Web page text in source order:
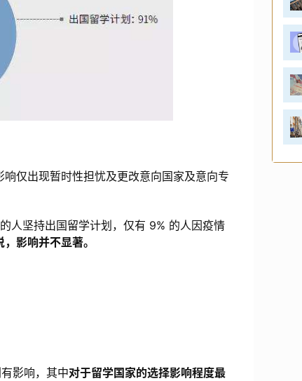
仅出现暂时性担忧及更改意向国家及意向专
的人坚持出国留学计划，仅有 9% 的人因疫情
影响并不显著。
影响，其中对于留学国家的选择影响程度最